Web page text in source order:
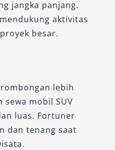
jangka panjang.
aktivitas
besar.
lebih
sewa mobil SUV
luas. Fortuner
dan tenang saat